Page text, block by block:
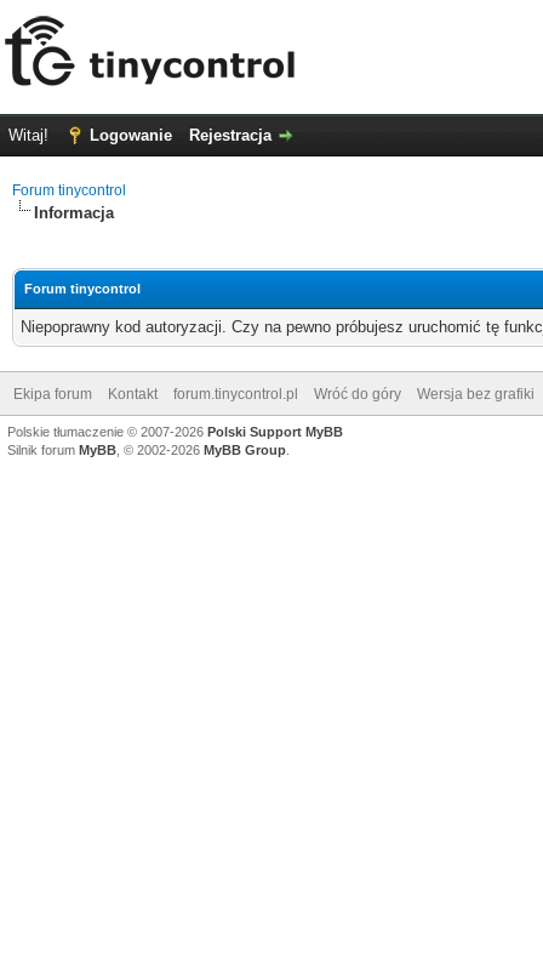
Witaj! Logowanie Rejestracja
Forum tinycontrol
Informacja
Forum tinycontrol
Niepoprawny kod autoryzacji. Czy na pewno próbujesz uruchomić tę
Ekipa forum Kontakt forum.tinycontrol.pl Wróć do góry Wersja bez grafiki
Polskie tłumaczenie © 2007-2026 Polski Support MyBB
Silnik forum MyBB , © 2002-2026 MyBB Group